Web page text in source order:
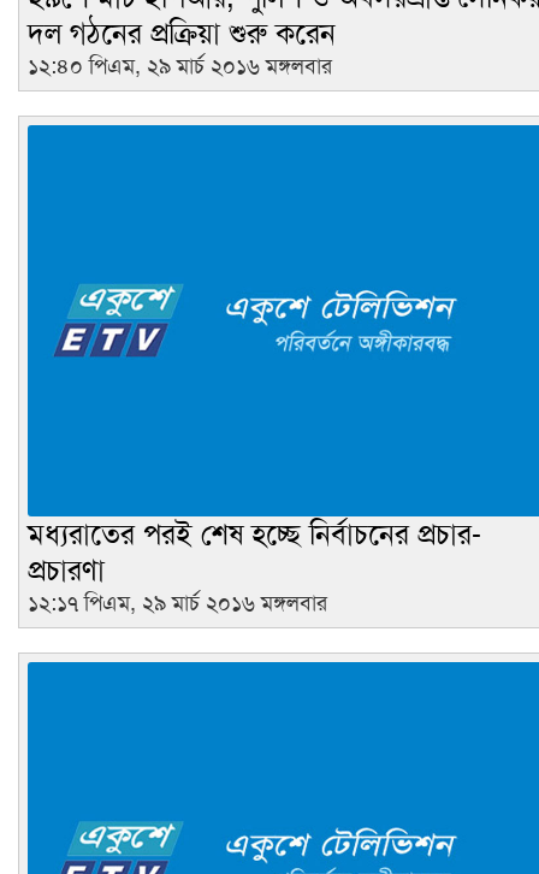
দল গঠনের প্রক্রিয়া শুরু করেন
১২:৪০ পিএম, ২৯ মার্চ ২০১৬ মঙ্গলবার
মধ্যরাতের পরই শেষ হচ্ছে নির্বাচনের প্রচার-
প্রচারণা
১২:১৭ পিএম, ২৯ মার্চ ২০১৬ মঙ্গলবার